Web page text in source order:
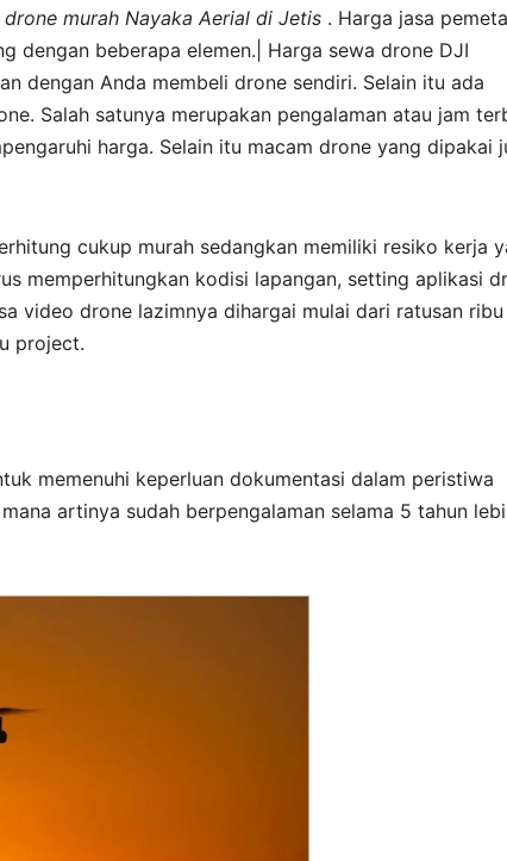
murah Nayaka Aerial di Jetis . Harga jasa
dengan beberapa elemen.| Harga sewa drone DJI
dengan Anda membeli drone sendiri. Selain itu ada
Salah satunya merupakan pengalaman atau jam
harga. Selain itu macam drone yang dipakai
cukup murah sedangkan memiliki resiko kerja
memperhitungkan kodisi lapangan, setting aplikasi
video drone lazimnya dihargai mulai dari ratusan ribu
project.
memenuhi keperluan dokumentasi dalam peristiwa
artinya sudah berpengalaman selama 5 tahun